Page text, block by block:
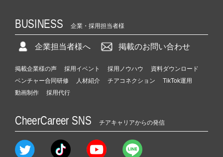
BUSINESS 企業・採用担当者様
企業担当者様へ 掲載のお問い合わせ
掲載企業様の声 採用イベント 採用ノウハウ
資料ダウンロード
ベンチャー合同研修
人材紹介 チアコネクション
TikTok運用
動画制作
採用代行
CheerCareer SNS チアキャリアからの発信